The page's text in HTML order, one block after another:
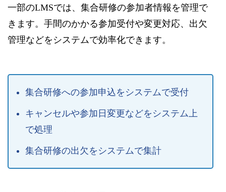
一部のLMSでは、集合研修の参加者情報を管理で
きます。手間のかかる参加受付や変更対応、出欠
管理などをシステムで効率化できます。
集合研修への参加申込をシステムで受付
キャンセルや参加日変更などをシステム上
で処理
集合研修の出欠をシステムで集計